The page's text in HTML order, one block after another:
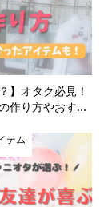
】オタク必見！
作り方やおす...
テム